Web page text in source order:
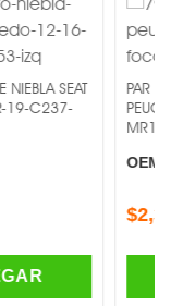
PAR DE FARO DE
PEUGEOT 508
MR1-PAR-19-
$2,368.00